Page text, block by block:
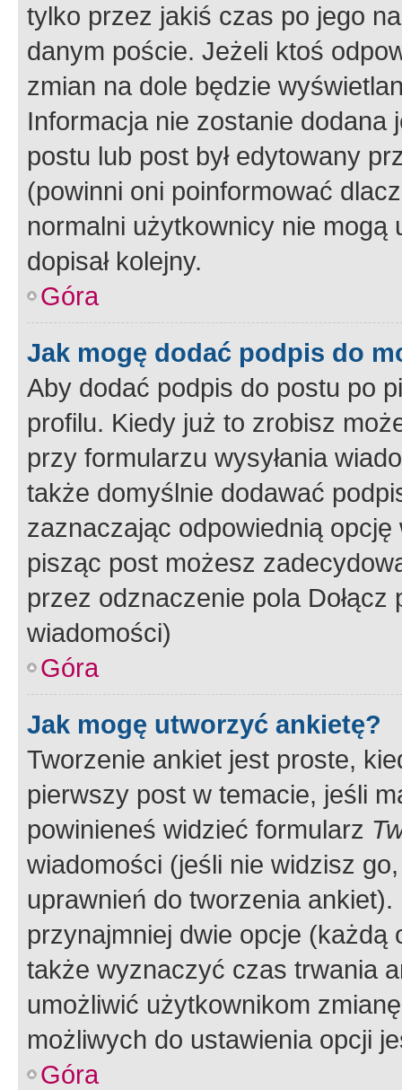
tylko przez jakiś czas po jego
danym poście. Jeżeli ktoś
zmian na dole będzie
Informacja nie zostanie dodana
postu lub post był edytowany
(powinni oni poinformować
normalni użytkownicy nie
dopisał kolejny.
Góra
Jak mogę dodać podpis do
Aby dodać podpis do postu po
profilu. Kiedy już to zrobisz
przy formularzu wysyłania
także domyślnie dodawać
zaznaczając odpowiednią
pisząc post możesz
przez odznaczenie pola
wiadomości)
Góra
Jak mogę utworzyć ankietę?
Tworzenie ankiet jest proste,
pierwszy post w temacie, jeśli
powinieneś widzieć formularz
wiadomości (jeśli nie widzisz
uprawnień do tworzenia
przynajmniej dwie opcje
także wyznaczyć czas trwania
umożliwić użytkownikom
możliwych do ustawienia opcji
Góra